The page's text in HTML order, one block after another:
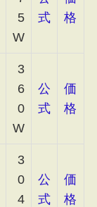
5
W
式
格
3
6
0
W
公
式
価
格
3
0
4
公
式
価
格